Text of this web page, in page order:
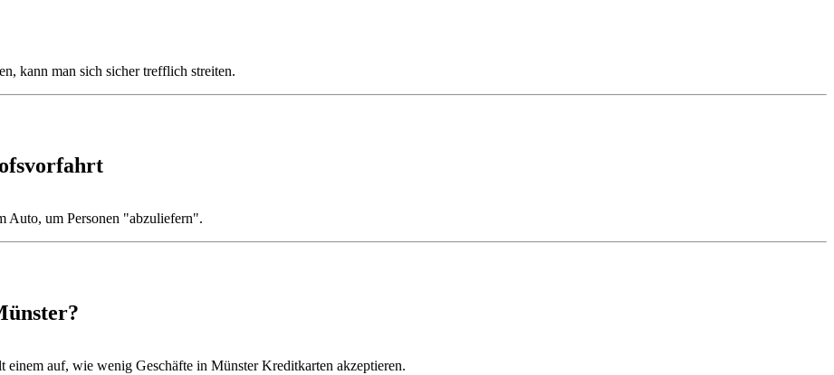
kann man sich sicher trefflich streiten.
Auto, um Personen "abzuliefern".
auf, wie wenig Geschäfte in Münster Kreditkarten akzeptieren.